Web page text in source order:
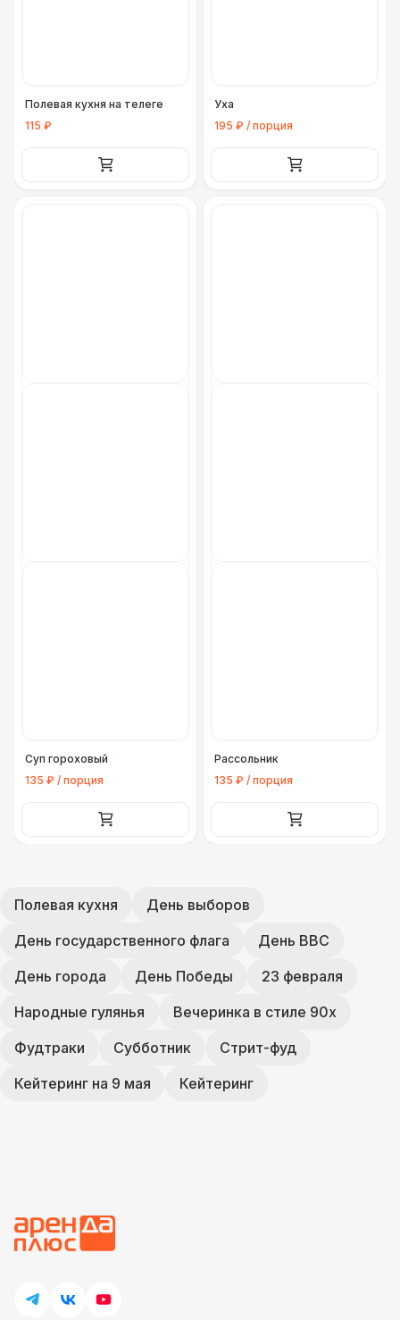
Полевая кухня на телеге
115 ₽
Уха
195 ₽ / порция
Суп гороховый
135 ₽ / порция
Рассольник
135 ₽ / порция
Полевая кухня
День выборов
День государственного флага
День ВВС
День города
День Победы
23 февраля
Народные гулянья
Вечеринка в стиле 90х
Фудтраки
Субботник
Стрит-фуд
Кейтеринг на 9 мая
Кейтеринг